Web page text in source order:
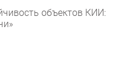
объектов КИИ: